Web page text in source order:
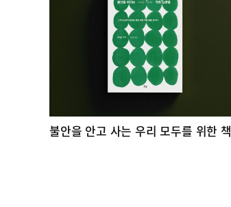
불안을 안고 사는 우리 모두를 위한 책